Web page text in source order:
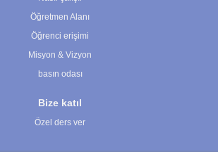
Öğretmen Alanı
Öğrenci erişimi
Misyon & Vizyon
basın odası
Bize katıl
Özel ders ver